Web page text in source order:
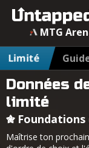
MTG
Limité
Données
limité
Foundations
Maîtrise ton